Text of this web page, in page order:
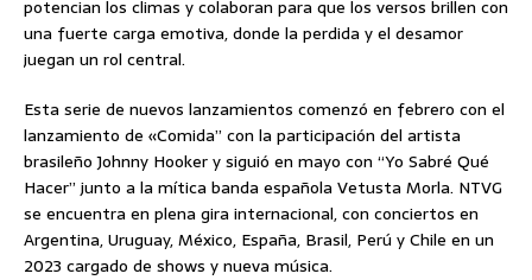
potencian los climas y colaboran para que los versos brillen con
una fuerte carga emotiva, donde la perdida y el desamor
juegan un rol central.
Esta serie de nuevos lanzamientos comenzó en febrero con el
lanzamiento de «Comida” con la participación del artista
brasileño Johnny Hooker y siguió en mayo con “Yo Sabré Qué
Hacer” junto a la mítica banda española Vetusta Morla. NTVG
se encuentra en plena gira internacional, con conciertos en
Argentina, Uruguay, México, España, Brasil, Perú y Chile en un
2023 cargado de shows y nueva música.